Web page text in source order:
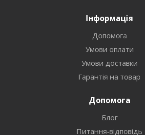
Інформація
Допомога
Умови оплати
Умови доставки
Гарантія на товар
Допомога
Блог
Питання-відповідь